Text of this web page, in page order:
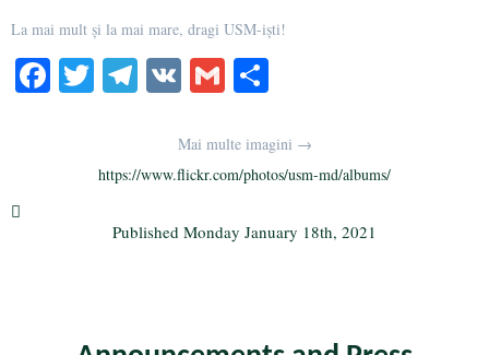
La mai mult și la mai mare, dragi USM-iști!
Fa T
r
Te
a
m
V G
ailre
Mai multe imagini →
https://www.flickr.com/photos/usm-md/albums/
Published Monday January 18th, 2021